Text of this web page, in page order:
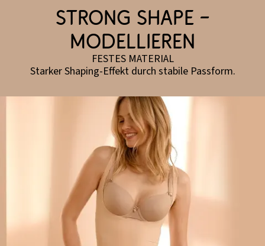
Strong Shape –
modellieren
FESTES MATERIAL
Starker Shaping-Effekt durch stabile Passform.